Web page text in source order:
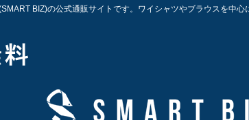
BIZ)の公式通販サイトです。ワイシャツやブラウスを中心